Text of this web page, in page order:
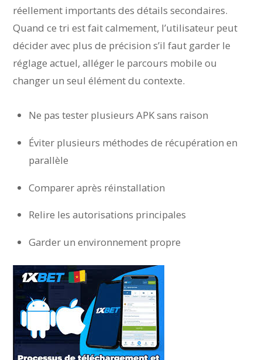
réellement importants des détails secondaires.
Quand ce tri est fait calmement, l’utilisateur peut
décider avec plus de précision s’il faut garder le
réglage actuel, alléger le parcours mobile ou
changer un seul élément du contexte.
Ne pas tester plusieurs APK sans raison
Éviter plusieurs méthodes de récupération en
parallèle
Comparer après réinstallation
Relire les autorisations principales
Garder un environnement propre